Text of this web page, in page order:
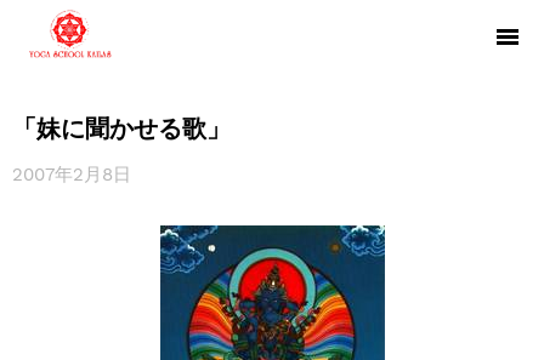
「妹に聞かせる歌」
2007年2月8日